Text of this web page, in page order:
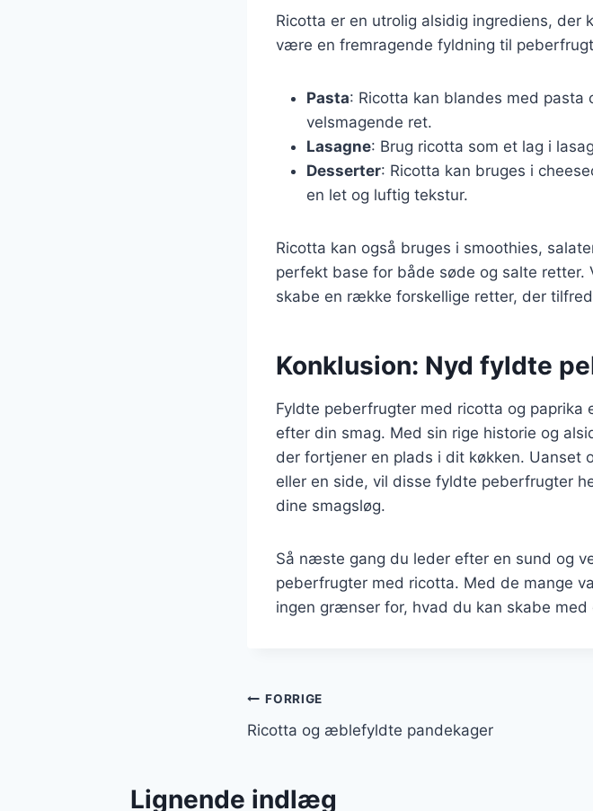
Ricotta er en utrolig alsidig ingrediens, der
være en fremragende fyldning til
Pasta: Ricotta kan blandes med pasta
velsmagende ret.
Lasagne: Brug ricotta som et lag i
Desserter: Ricotta kan bruges i
en let og luftig tekstur.
Ricotta kan også bruges i smoothies,
perfekt base for både søde og salte
skabe en række forskellige retter, der
Konklusion: Nyd fyldte
Fyldte peberfrugter med ricotta og
efter din smag. Med sin rige historie og
der fortjener en plads i dit køkken.
eller en side, vil disse fyldte peberfrugter
dine smagsløg.
Så næste gang du leder efter en sund og
peberfrugter med ricotta. Med de mange
ingen grænser for, hvad du kan skabe
Indlægsnavigation
FORRIGE
Ricotta og æblefyldte pandekager
Lignende indlæg